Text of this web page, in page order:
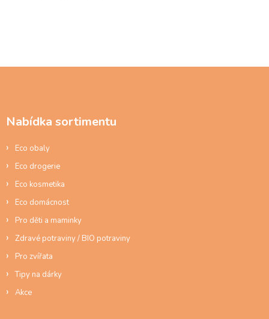
Nabídka sortimentu
Eco obaly
Eco drogerie
Eco kosmetika
Eco domácnost
Pro děti a maminky
Zdravé potraviny / BIO potraviny
Pro zvířata
Tipy na dárky
Akce